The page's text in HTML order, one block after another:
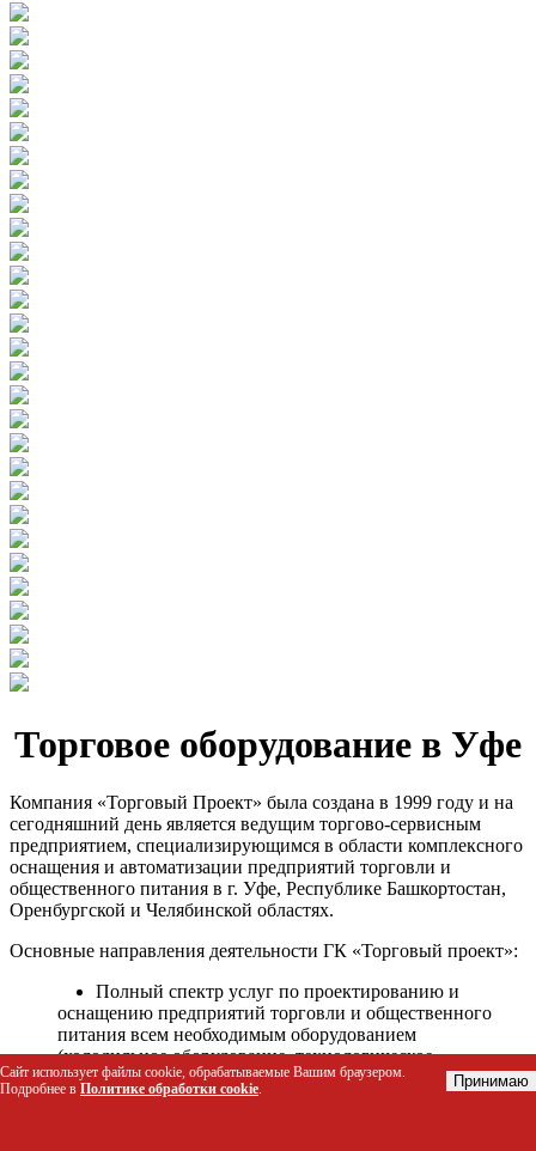
Торговое оборудование в Уфе
Компания «Торговый Проект» была создана в 1999 году и на
сегодняшний день является ведущим торгово-сервисным
предприятием, специализирующимся в области комплексного
оснащения и автоматизации предприятий торговли и
общественного питания в г. Уфе, Республике Башкортостан,
Оренбургской и Челябинской областях.
Основные направления деятельности ГК «Торговый проект»:
Полный спектр услуг по проектированию и
оснащению предприятий торговли и общественного
питания всем необходимым оборудованием
(холодильное оборудование, технологическое
оборудование, стеллажное оборудование и т.д.);
Автоматизация торговых процессов и внедрения
Сайт использует файлы cookie, обрабатываемые Вашим браузером.
Подробнее в Политике обработки cookie. Принимаю